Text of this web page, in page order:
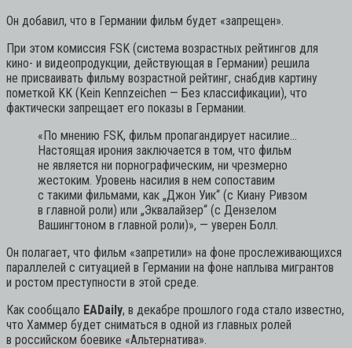
Он добавил, что в Германии фильм будет «запрещен».
При этом комиссия FSK (система возрастных рейтингов для
кино- и видеопродукции, действующая в Германии) решила
не присваивать фильму возрастной рейтинг, снабдив картину
пометкой KK (Kein Kennzeichen — Без классификации), что
фактически запрещает его показы в Германии.
«По мнению FSK, фильм пропагандирует насилие…
Настоящая ирония заключается в том, что фильм
не является ни порнографическим, ни чрезмерно
жестоким. Уровень насилия в нем сопоставим
с такими фильмами, как „Джон Уик“ (с Киану Ривзом
в главной роли) или „Эквалайзер“ (с Дензелом
Вашингтоном в главной роли)», — уверен Болл.
Он полагает, что фильм «запретили» на фоне прослеживающихся
параллелей с ситуацией в Германии на фоне наплыва мигрантов
и ростом преступности в этой среде.
Как сообщало EADaily, в декабре прошлого года стало известно,
что Хаммер будет сниматься в одной из главных ролей
в российском боевике «Альтернатива».